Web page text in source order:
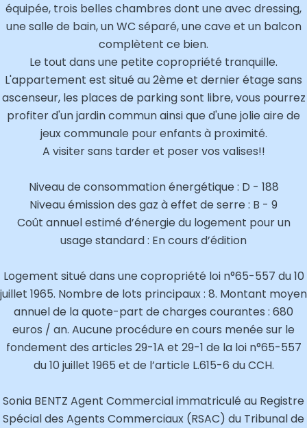
équipée, trois belles chambres dont une avec dressing,
une salle de bain, un WC séparé, une cave et un balcon
complètent ce bien.
Le tout dans une petite copropriété tranquille.
L'appartement est situé au 2ème et dernier étage sans
ascenseur, les places de parking sont libre, vous pourrez
profiter d'un jardin commun ainsi que d'une jolie aire de
jeux communale pour enfants à proximité.
A visiter sans tarder et poser vos valises!!
Niveau de consommation énergétique : D - 188
Niveau émission des gaz à effet de serre : B - 9
Coût annuel estimé d’énergie du logement pour un
usage standard : En cours d’édition
Logement situé dans une copropriété loi n°65-557 du 10
juillet 1965. Nombre de lots principaux : 8. Montant moyen
annuel de la quote-part de charges courantes : 680
euros / an. Aucune procédure en cours menée sur le
fondement des articles 29-1A et 29-1 de la loi n°65-557
du 10 juillet 1965 et de l’article L.615-6 du CCH.
Sonia BENTZ Agent Commercial immatriculé au Registre
Spécial des Agents Commerciaux (RSAC) du Tribunal de